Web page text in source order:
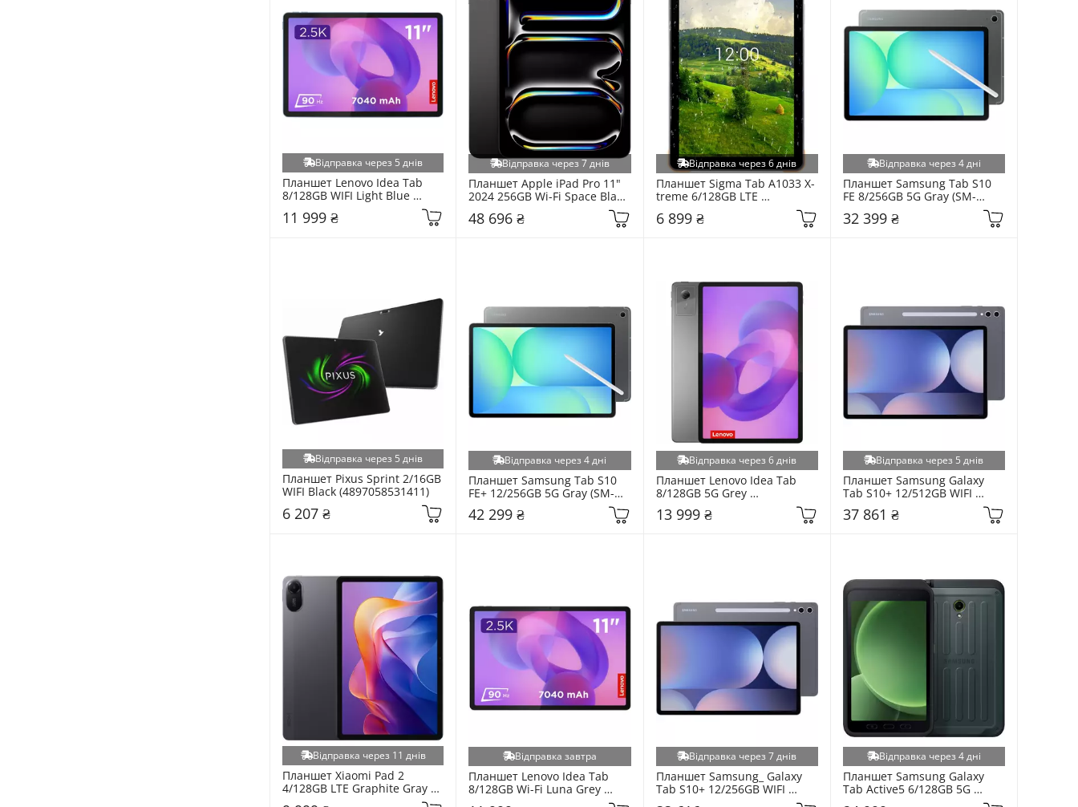
Відправка через 5 днів
Планшет Lenovo Idea Tab
8/128GB WIFI Light Blue
11 999 ₴
Відправка через 7 днів
Планшет Apple iPad Pro 11"
2024 256GB Wi-Fi Space Black
48 696 ₴
Відправка через 6 днів
Планшет Sigma Tab A1033 X-
treme 6/128GB LTE
(4827798766811)
6 899 ₴
Відправка через 4 дні
Планшет Samsung Tab S10
FE 8/256GB 5G Gray (SM-
32 399 ₴
Відправка через 5 днів
Планшет Pixus Sprint 2/16GB
WIFI Black (4897058531411)
6 207 ₴
Відправка через 4 дні
Планшет Samsung Tab S10
FE+ 12/256GB 5G Gray (SM-
42 299 ₴
Відправка через 6 днів
Планшет Lenovo Idea Tab
8/128GB 5G Grey
13 999 ₴
Відправка через 5 днів
Планшет Samsung Galaxy
Tab S10+ 12/512GB WIFI
X820NZAE)
37 861 ₴
Відправка через 11 днів
Планшет Xiaomi Pad 2
4/128GB LTE Graphite Gray
Відправка завтра
Планшет Lenovo Idea Tab
8/128GB Wi-Fi Luna Grey
Відправка через 7 днів
Планшет Samsung_ Galaxy
Tab S10+ 12/256GB WIFI
Відправка через 4 дні
Планшет Samsung Galaxy
Tab Active5 6/128GB 5G